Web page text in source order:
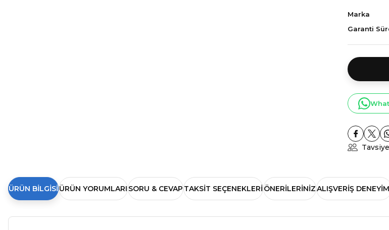
Marka
Garanti
ÜRÜN BILGISI ÜRÜN YORUMLARISORU & CEVAPTAKSIT SEÇENEKLERIÖNERILERINIZALIŞVERIŞ